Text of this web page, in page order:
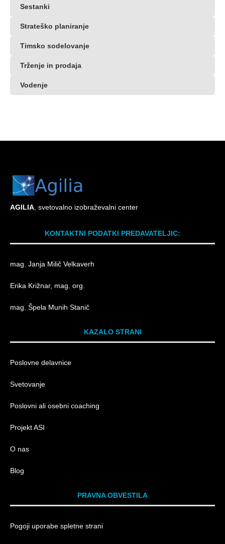
Sestanki
Strateško planiranje
Timsko sodelovanje
Trženje in prodaja
Vodenje
AGILIA , svetovalno izobraževalni center
KONTAKTNI PODATKI PREDAVATELJIC:
mag. Janja Milič Velkaverh
Erika Križnar, mag. org.
mag. Špela Munih Stanič
KAZALO STRANI
Poslovne delavnice
Svetovanje
Poslovni ali osebni coaching
Projekt ASI
O nas
Blog
PRAVNA OBVESTILA
Pogoji uporabe spletne strani